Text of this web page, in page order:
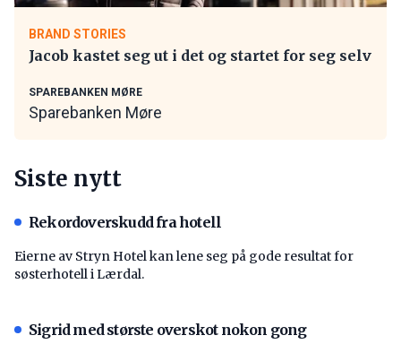
BRAND STORIES
Jacob kastet seg ut i det og startet for seg selv
SPAREBANKEN MØRE
Sparebanken Møre
Siste nytt
Rekordoverskudd fra hotell
Eierne av Stryn Hotel kan lene seg på gode resultat for
søsterhotell i Lærdal.
Sigrid med største overskot nokon gong